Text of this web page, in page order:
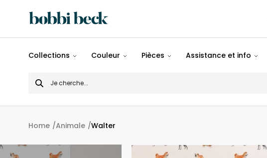
Populaires
Panoramiques
Collections Couleur Pièces Assistance et info
Search
for
Home Animale Walter